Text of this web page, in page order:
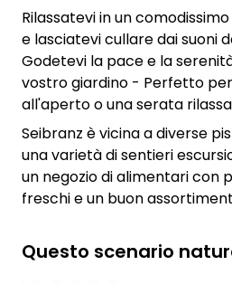
Rilassatevi in un
e lasciatevi cullare dai suoni
Godetevi la pace e la
vostro giardino - Perfetto
all'aperto o una serata
Seibranz è vicina a diverse
una varietà di sentieri
un negozio di alimentari con
freschi e un buon
Questo scenario